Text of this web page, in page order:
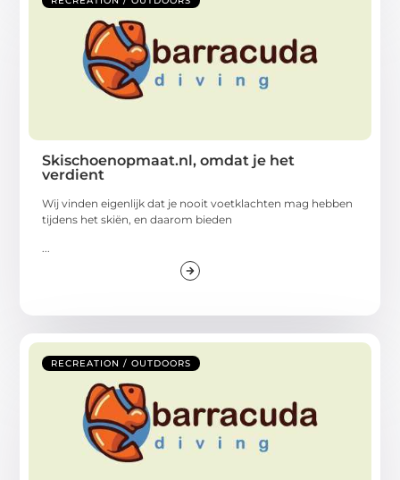
Skischoenopmaat.nl, omdat je het
verdient
Wij vinden eigenlijk dat je nooit voetklachten mag hebben
tijdens het skiën, en daarom bieden
RECREATION / OUTDOORS